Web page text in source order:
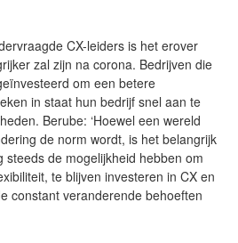
CX-leiders is het erover
zal zijn na corona. Bedrijven die
om een betere
in staat hun bedrijf snel aan te
Berube: ‘Hoewel een wereld
de norm wordt, is het belangrijk
steeds de mogelijkheid hebben om
te blijven investeren in CX en
constant veranderende behoeften